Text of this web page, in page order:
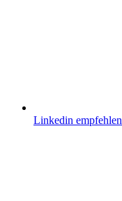
Linkedin empfehlen